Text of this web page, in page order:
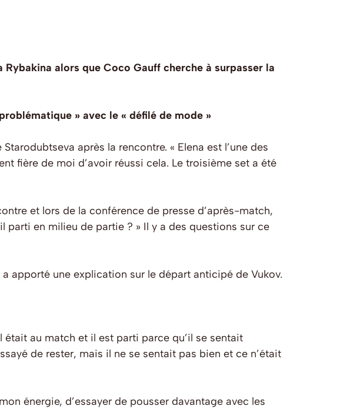
alors que Coco Gauff cherche à surpasser la
» avec le « défilé de mode »
après la rencontre. « Elena est l’une des
fière de moi d’avoir réussi cela. Le troisième set a été
et lors de la conférence de presse d’après-match,
en milieu de partie ? » Il y a des questions sur ce
apporté une explication sur le départ anticipé de Vukov.
au match et il est parti parce qu’il se sentait
de rester, mais il ne se sentait pas bien et ce n’était
énergie, d’essayer de pousser davantage avec les